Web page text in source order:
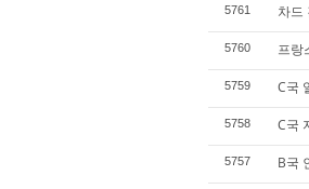
5761 차드
5760 프랑
5759 C국
5758 C국
5757 B국